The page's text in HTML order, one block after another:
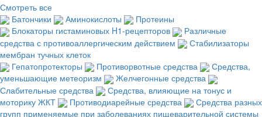
Смотреть все
Батончики
Аминокислоты
Протеины
Блокаторы гистаминовых H1-рецепторов
Различные
средства с противоаллергическим действием
Стабилизаторы
мембран тучных клеток
Гепатопротекторы
Противорвотные средства
Средства,
уменьшающие метеоризм
Желчегонные средства
Слабительные средства
Средства, влияющие на тонус и
моторику ЖКТ
Противодиарейные средства
Средства разных
групп применяемые при заболеваниях пищеварительной системы